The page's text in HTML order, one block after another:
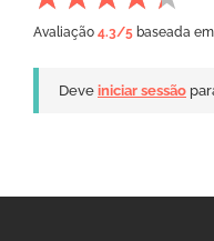
Avaliação 4.3/5 baseada em
Deve iniciar sessão